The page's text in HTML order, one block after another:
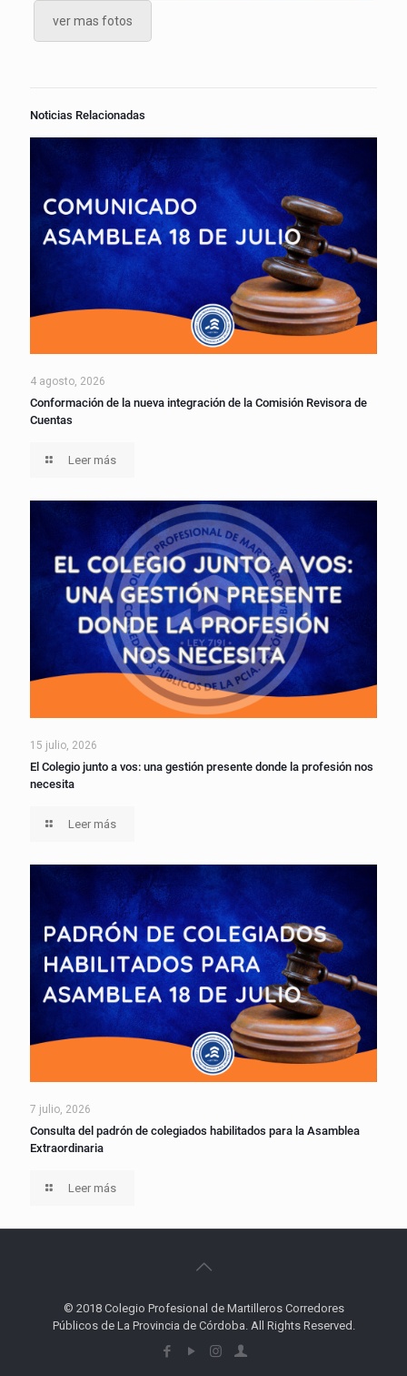
ver mas fotos
Noticias Relacionadas
4 agosto, 2026
Conformación de la nueva integración de la Comisión Revisora de
Cuentas
Leer más
15 julio, 2026
El Colegio junto a vos: una gestión presente donde la profesión nos
necesita
Leer más
7 julio, 2026
Consulta del padrón de colegiados habilitados para la Asamblea
Extraordinaria
Leer más
© 2018 Colegio Profesional de Martilleros Corredores
Públicos de La Provincia de Córdoba. All Rights Reserved.